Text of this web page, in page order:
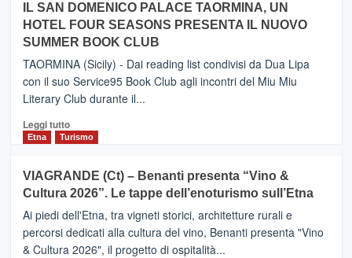
da
Neos
PIEDIMONTE
ETNEO
–
Meta
turistica
privilegiata
secondo
dati
di
Anche
la
Alcantara
nei
primi
IL SAN DOMENICO PALACE TAORMINA, UN
HOTEL FOUR SEASONS PRESENTA IL NUOVO
SUMMER BOOK CLUB
TAORMINA (Sicily) - Dai reading list condivisi da Dua Lipa
con il suo Service95 Book Club agli incontri del Miu Miu
Literary Club durante il...
Leggi tuttoLeggi
di
IL
SAN
DOMENICO
PALACE
TAORMINA,
Etna Turismo
VIAGRANDE (Ct) – Benanti presenta “Vino &
Cultura 2026”. Le tappe dell’enoturismo sull’Etna
Ai piedi dell'Etna, tra vigneti storici, architetture rurali e
percorsi dedicati alla cultura del vino, Benanti presenta "Vino
& Cultura 2026", il progetto di ospitalità...